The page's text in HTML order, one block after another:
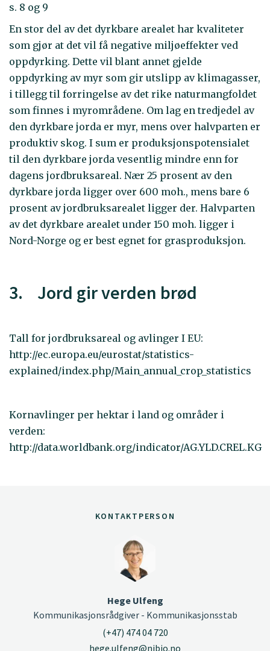
s. 8 og 9
En stor del av det dyrkbare arealet har kvaliteter
som gjør at det vil få negative miljøeffekter ved
oppdyrking. Dette vil blant annet gjelde
oppdyrking av myr som gir utslipp av klimagasser,
i tillegg til forringelse av det rike naturmangfoldet
som finnes i myrområdene. Om lag en tredjedel av
den dyrkbare jorda er myr, mens over halvparten er
produktiv skog. I sum er produksjonspotensialet
til den dyrkbare jorda vesentlig mindre enn for
dagens jordbruksareal. Nær 25 prosent av den
dyrkbare jorda ligger over 600 moh., mens bare 6
prosent av jordbruksarealet ligger der. Halvparten
av det dyrkbare arealet under 150 moh. ligger i
Nord-Norge og er best egnet for grasproduksjon.
3. Jord gir verden brød
Tall for jordbruksareal og avlinger I EU:
http://ec.europa.eu/eurostat/statistics-
explained/index.php/Main_annual_crop_statistics
Kornavlinger per hektar i land og områder i
verden:
http://data.worldbank.org/indicator/AG.YLD.CREL.KG
KONTAKTPERSON
Hege Ulfeng
Kommunikasjonsrådgiver - Kommunikasjonsstab
(+47) 474 04 720
hege.ulfeng@nibio.no